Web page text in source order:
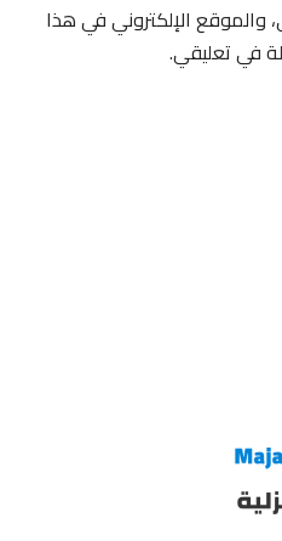
والموقع الإلكتروني في هذا
في تعليقي.